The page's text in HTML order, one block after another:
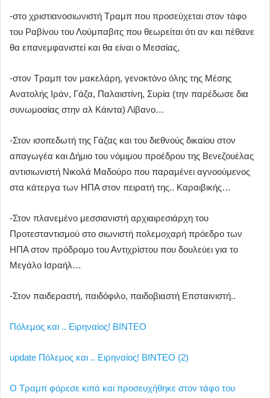
-στο χριστιανοσιωνιστή Τραμπ που προσεύχεται στον τάφο
του Ραβίνου του Λούμπαβιτς που θεωρείται ότι αν και πέθανε
θα επανεμφανιστεί και θα είναι ο Μεσσίας,
-στον Τραμπ τον μακελάρη, γενοκτόνο όλης της Μέσης
Ανατολής Ιράν, Γάζα, Παλαιστίνη, Συρία (την παρέδωσε δια
συνωμοσίας στην αλ Κάιντα) Λίβανο…
-Στον ισοπεδωτή της Γάζας και του διεθνούς δικαίου στον
απαγωγέα και Δήμιο του νόμιμου προέδρου της Βενεζουέλας
αντισιωνιστή Νικολά Μαδούρο που παραμένει αγνοούμενος
στα κάτεργα των ΗΠΑ στον πειρατή της.. Καραιβικής…
-Στον πλανεμένο μεσσιανιστή αρχιαιρεσιάρχη του
Προτεσταντισμού στο σιωνιστή πολεμοχαρή πρόεδρο των
ΗΠΑ στον πρόδρομο του Αντιχρίστου που δουλεύει για το
Μεγάλο Ισραήλ…
-Στον παιδεραστή, παιδόφιλο, παιδοβιαστή Επσταινιστή..
Πόλεμος και .. Ειρηναίος! ΒΙΝΤΕΟ
update Πόλεμος και .. Ειρηναίος! ΒΙΝΤΕΟ (2)
Ο Τραμπ φόρεσε κιπά και προσευχήθηκε στον τάφο του